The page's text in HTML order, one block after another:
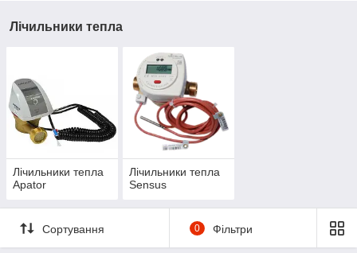
Лічильники тепла
Лічильники тепла
Apator
Лічильники тепла
Sensus
Сортування 0 Фільтри